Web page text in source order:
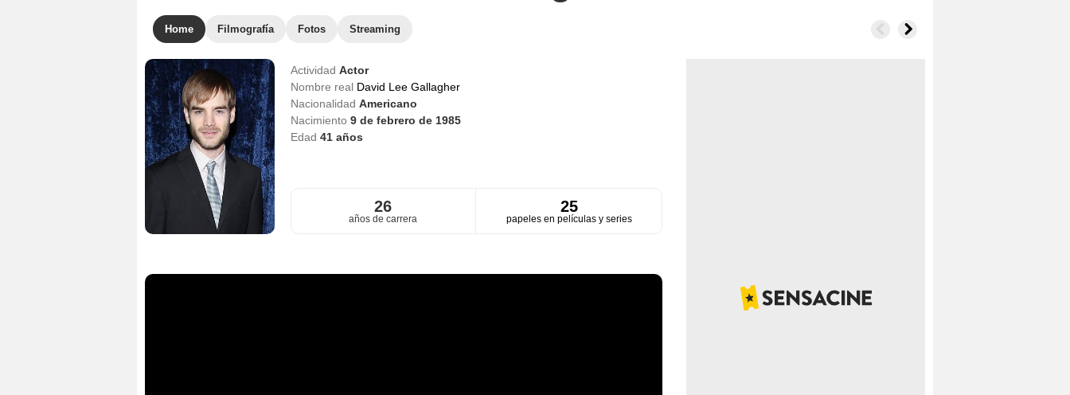
Home Filmografía Fotos Streaming
Actividad Actor
Nombre real David Lee Gallagher
Nacionalidad Americano
Nacimiento 9 de febrero de 1985
Edad 41años
26
años de carrera
25
papeles en películas y series